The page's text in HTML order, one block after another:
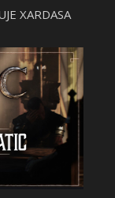
XARDASA